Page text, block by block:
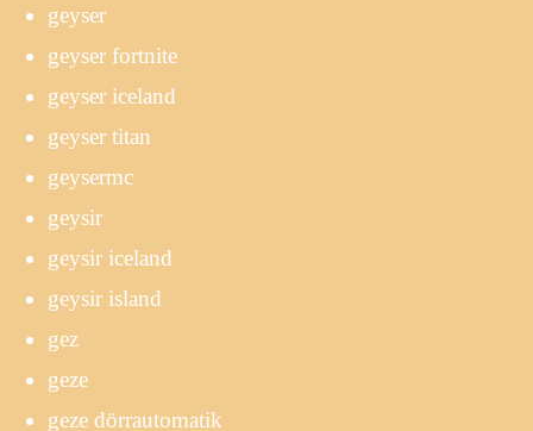
geyser
geyser fortnite
geyser iceland
geyser titan
geysermc
geysir
geysir iceland
geysir island
gez
geze
geze dörrautomatik